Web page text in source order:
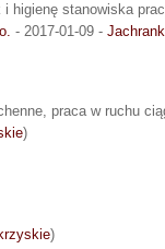
i higienę stanowiska
- 2017-01-09 -
praca w ruchu
)
)